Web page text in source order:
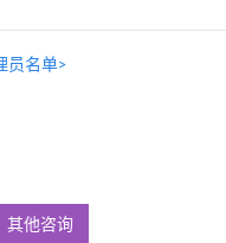
员名单>
其他咨询